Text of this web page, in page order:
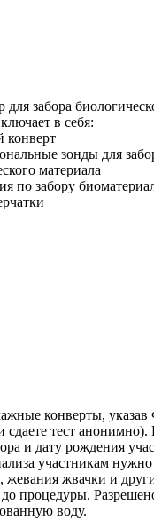
забора
в себя:
зонды для
материала
по забору
конверты,
сдаете тест анонимно).
и дату рождения
участникам нужно
жевания жвачки и
до процедуры.
воду.